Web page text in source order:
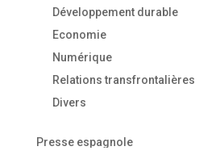
Développement durable
Economie
Numérique
Relations transfrontalières
Divers
Presse espagnole